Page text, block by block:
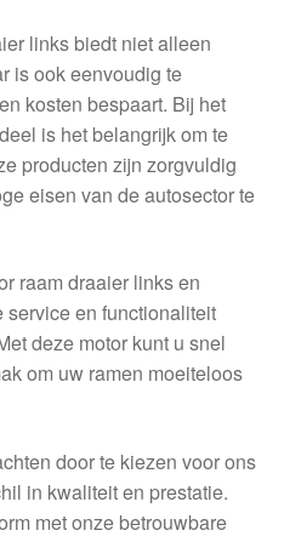
links biedt niet alleen
is ook eenvoudig te
kosten bespaart. Bij het
is het belangrijk om te
producten zijn zorgvuldig
eisen van de autosector te
raam draaier links en
service en functionaliteit
deze motor kunt u snel
om uw ramen moeiteloos
door te kiezen voor ons
in kwaliteit en prestatie.
met onze betrouwbare